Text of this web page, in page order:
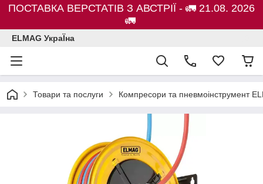
ПОСТАВКА ВЕРСТАТІВ З АВСТРІЇ - 🚛 21.08. 2026
🚛
ELMAG УкраЇна
Товари та послуги Компресори та пневмоінструмент